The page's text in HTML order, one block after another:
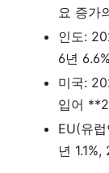
요 증가
인도:
6년
미국:
입어
EU(유
년